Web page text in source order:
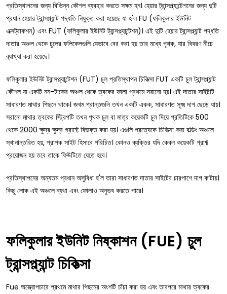
প্রতিস্থাপনের জন্য বিভিন্ন কৌশল ব্যবহার করতে সক্ষম হন। হেয়ার ট্রান্সপ্ল্যান্টেশনের জন্য দুটি
প্রধান হেয়ার ট্রান্সপ্ল্যান্ট পদ্ধতি নিযুক্ত করা হয়েছে যা হ'ল FU (ফলিকুলার ইউনিট
এক্সট্রাকশন) এবং FUT (ফলিকুলার ইউনিট ট্রান্সপ্ল্যান্টেশন)। এই দুটি হেয়ার ট্রান্সপ্ল্যান্ট পদ্ধতি
দাতার অঞ্চল থেকে চুলের ফলিকেলগুলি যেভাবে বের করা হয় তার মধ্যে পৃথক, যার বিবরণ নীচে
ব্যাখ্যা করা হয়েছে।
ফলিকুলার ইউনিট ট্রান্সপ্ল্যান্টেশন (FUT) চুল প্রতিস্থাপন চিকিত্সা FUT একটি চুল ট্রান্সপ্ল্যান্ট
কৌশল যা একটি নন-টাকের অঞ্চল থেকে ত্বকের ফালা প্রথমে সরানো হয়। এই দাতার সাইটটি
সাধারণত মাথার পিছনে থাকে। জখম প্রান্তগুলি তখন একটি একক, সাধারণত সূক্ষ্ম দাগ ছেড়ে যায়।
সরানো মাথার ত্বকের স্ট্রিপটি তখন পৃথক চুল বা মাত্র কয়েকটি চুল দিয়ে প্রতিটিকে 500
থেকে 2000 ক্ষুদ্র ক্ষুদ্র গ্রাফ্টে বিভক্ত করা হয়। এগুলি প্রত্যেকে চিকিত্সা করা বল্ডিং অঞ্চলে
স্থানান্তরিত হয়, প্রাপক সাইট হিসাবে পরিচিত। কোনও ব্যক্তির যদি কেবল কয়েকটি গ্রাফ্ট
প্রয়োজন হয় তবে তাকে ফিউটিতে যেতে হবে।
প্রতিস্থাপনের অন্যতম প্রধান অসুবিধা হ'ল তারা সাধারণত দাতার সাইটের চারপাশে দাগ কাটায়।
কিছু লোক এই অঞ্চলে ব্যথা এবং ফোলাও অনুভব করতে পারে।
ফলিকুলার ইউনিট নিষ্কাশন (FUE) চুল
ট্রান্সপ্ল্যান্ট চিকিত্সা
Fue অস্ত্রোপচারে প্রথমে মাথার পিছনের অংশটি চাঁচা করা হয় এবং তারপরে মাথার ত্বকের